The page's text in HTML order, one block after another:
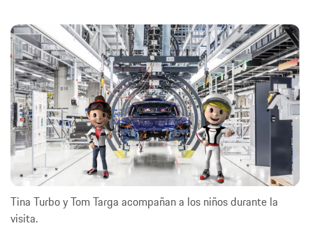
Tina Turbo y Tom Targa acompañan a los niños durante la
visita.